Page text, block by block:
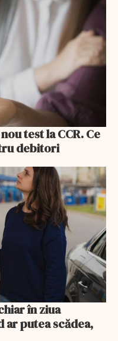
test la CCR. Ce
debitori
în ziua
putea scădea,